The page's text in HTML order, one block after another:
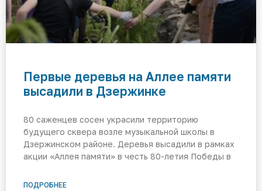
Первые деревья на Аллее памяти
высадили в Дзержинке
80 саженцев сосен украсили территорию
будущего сквера возле музыкальной школы в
Дзержинском районе. Деревья высадили в рамках
акции «Аллея памяти» в честь 80-летия Победы в
ПОДРОБНЕЕ